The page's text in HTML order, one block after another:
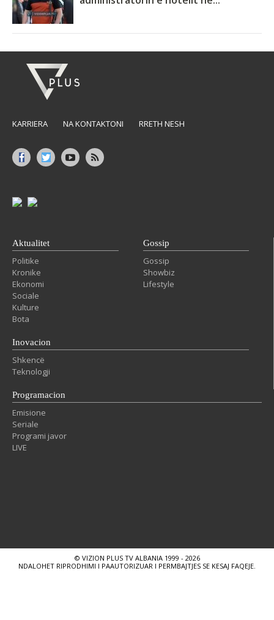
KARRIERA NA KONTAKTONI RRETH NESH
Aktualitet
Politike
Kronike
Ekonomi
Sociale
Kulture
Bota
Gossip
Gossip
Showbiz
Lifestyle
Inovacion
Shkencë
Teknologji
Programacion
Emisione
Seriale
Programi javor
LIVE
© VIZION PLUS TV ALBANIA 1999 - 2026
NDALOHET RIPRODHIMI I PAAUTORIZUAR I PERMBAJTJES SE KESAJ FAQEJE.